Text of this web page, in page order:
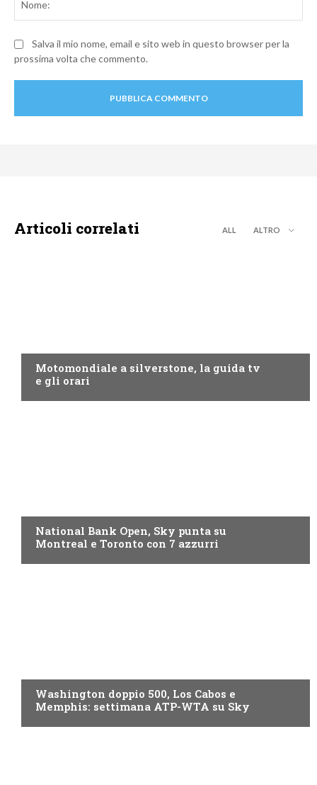
Salva il mio nome, email e sito web in questo browser per la
prossima volta che commento.
Articoli correlati ALL ALTRO
Motomondiale a silverstone, la guida tv
e gli orari
National Bank Open, Sky punta su
Montreal e Toronto con 7 azzurri
Washington doppio 500, Los Cabos e
Memphis: settimana ATP-WTA su Sky